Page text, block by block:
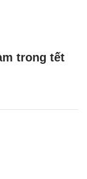
trong tết